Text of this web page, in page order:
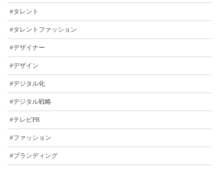
#タレント
#タレントファッション
#デザイナー
#デザイン
#デジタル化
#デジタル戦略
#テレビPR
#ファッション
#ブランディング